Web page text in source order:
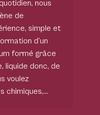
nous
de
simple et
d’un
formé grâce
liquide donc, de
voulez
chimiques,…